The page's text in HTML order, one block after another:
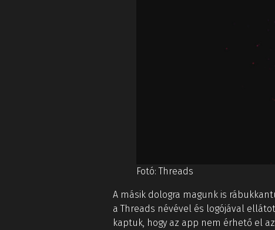
Fotó: Threads
A másik dologra magunk is
a Threads névével és logójával
kaptuk, hogy az app nem érhető el